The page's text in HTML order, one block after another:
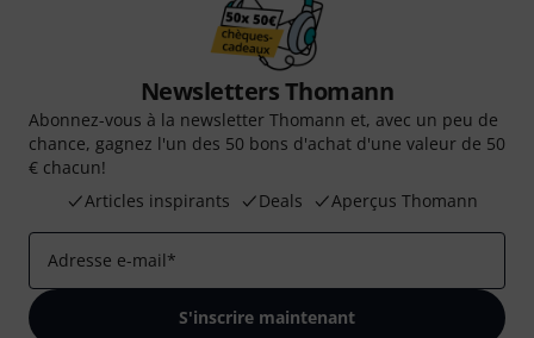
Newsletters Thomann
Abonnez-vous à la newsletter Thomann et, avec un peu de
chance, gagnez l'un des 50 bons d'achat d'une valeur de 50
€ chacun!
Articles inspirants
Deals Aperçus Thomann
Adresse e-mail*
S'inscrire maintenant